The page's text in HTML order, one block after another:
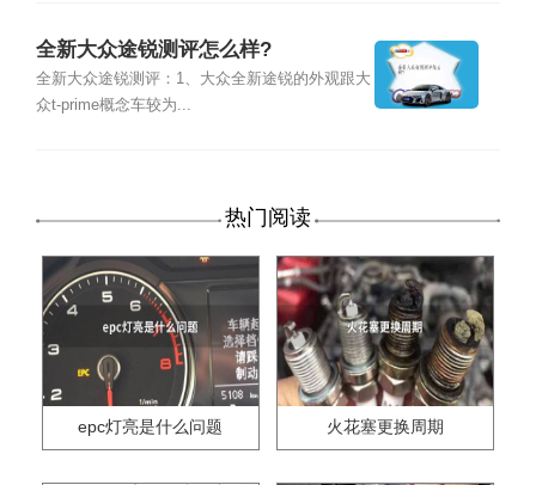
全新大众途锐测评怎么样?
全新大众途锐测评：1、大众全新途锐的外观跟大
众t-prime概念车较为...
热门阅读
epc灯亮是什么问题 火花塞更换周期